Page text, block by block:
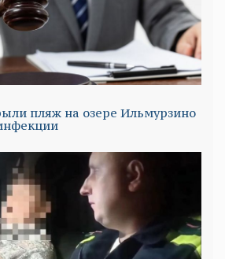
пляж на озере Ильмурзино